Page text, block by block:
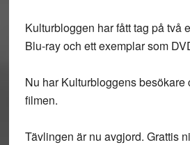
Kulturbloggen har fått tag på två
Blu-ray och ett exemplar som
Nu har Kulturbloggens besökare
filmen.
Tävlingen är nu avgjord. Grattis